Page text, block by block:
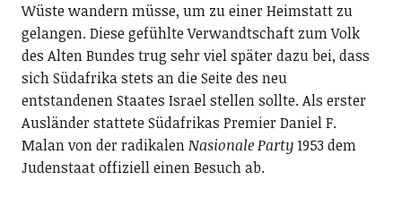
Wüste wandern müsse, um zu einer Heimstatt zu
gelangen. Diese gefühlte Verwandtschaft zum Volk
des Alten Bundes trug sehr viel später dazu bei, dass
sich Südafrika stets an die Seite des neu
entstandenen Staates Israel stellen sollte. Als erster
Ausländer stattete Südafrikas Premier Daniel F.
Malan von der radikalenNasionale Party1953 dem
Judenstaat offiziell einen Besuch ab.